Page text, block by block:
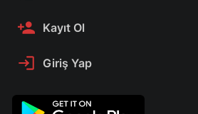
Kayıt Ol
Giriş Yap